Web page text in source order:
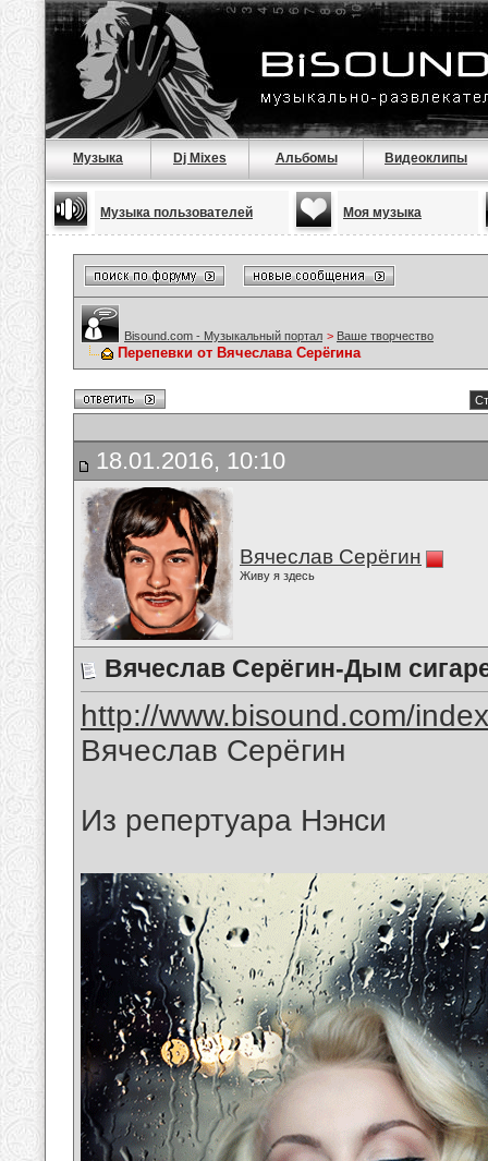
Музыка Dj Mixes Альбомы Видеоклипы
Музыка пользователей Моя музыка
Bisound.com - Музыкальный портал > Ваше творчество
Перепевки от Вячеслава Серёгина
18.01.2016, 10:10
Вячеслав Серёгин
Живу я здесь
Вячеслав Серёгин-Дым
http://www.bisound.com/
Вячеслав Серёгин
Из репертуара Нэнси